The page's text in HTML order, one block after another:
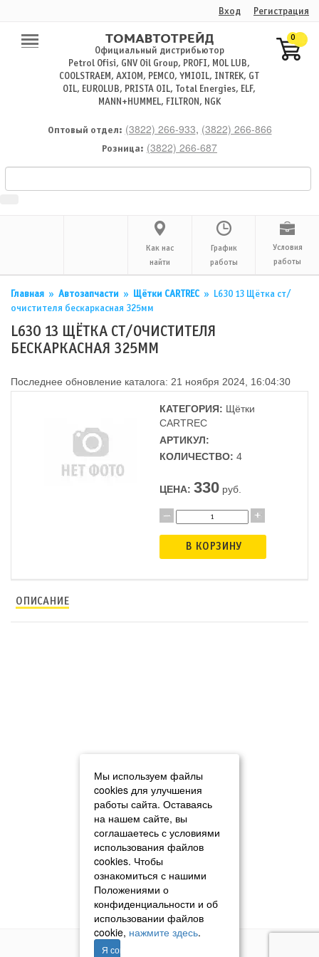
Вход Регистрация
Официальный дистрибьютор
Petrol Ofisi, GNV Oil Group, PROFI, MOL LUB,
COOLSTRAEM, AXIOM, PEMCO, YMIOIL, INTREK, GT
OIL, EUROLUB, PRISTA OIL, Total Energies, ELF,
MANN+HUMMEL, FILTRON, NGK
0
Оптовый отдел: (3822) 266-933, (3822) 266-866
Розница: (3822) 266-687
Как нас
найти
График
работы
Условия
работы
Главная » Автозапчасти » Щётки CARTREC »
L630 13 Щётка ст/
очистителя бескаркасная 325мм
L630 13 ЩЁТКА СТ/ОЧИСТИТЕЛЯ
БЕСКАРКАСНАЯ 325ММ
Последнее обновление каталога: 21 ноября 2024, 16:04:30
КАТЕГОРИЯ: Щётки
CARTREC
АРТИКУЛ:
КОЛИЧЕСТВО: 4
ЦЕНА: 330 руб.
В КОРЗИНУ
ОПИСАНИЕ
Мы используем файлы
cookies для улучшения
работы сайта. Оставаясь
на нашем сайте, вы
соглашаетесь с условиями
использования файлов
cookies. Чтобы
ознакомиться с нашими
Положениями о
конфиденциальности и об
использовании файлов
cookie, нажмите здесь.
Я согласен